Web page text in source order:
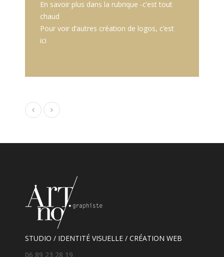
En savoir plus dans la rubrique -c’est tout
chaud
Pour voir d’autres création de logos, c’est
ici
STUDIO / IDENTITÉ VISUELLE / CRÉATION WEB
06 89 23 28 19